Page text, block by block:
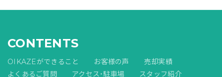
CONTENTS
OIKAZEができること お客様の声
売却実績
よくあるご質問
アクセス・駐車場 スタッフ紹介